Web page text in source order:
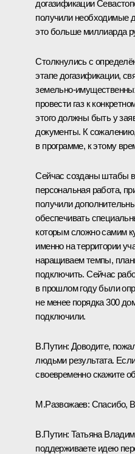
догазификации
получили необходимые
это больше миллиарда
Столкнулись с
этапе догазификации,
земельно-
провести газ к
этого должны быть у
документы. К
в программе, к этому
Сейчас созданы штабы
персональная работа,
получили
обеспечивать
которым сложно самим
именно на территории
наращиваем темпы,
подключить. Сейчас
в прошлом году были
не менее порядка 300
подключили.
В.Путин: Доводите,
людьми результата.
своевременно скажите
М.Развожаев: Спасибо,
В.Путин: Татьяна
поддерживаете идею